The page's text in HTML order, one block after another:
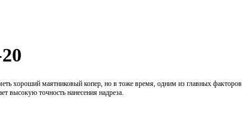
хороший маятниковый копер, но в тоже время, одним из главных факторов
высокую точность нанесения надреза.